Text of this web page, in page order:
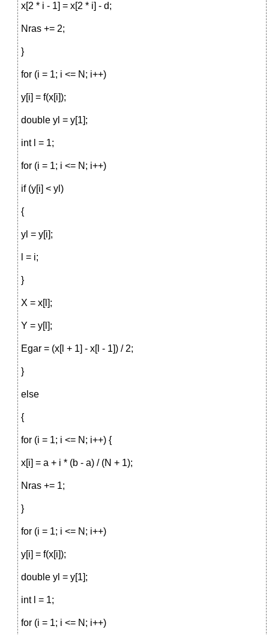
x[2 * i - 1] = x[2 * i] - d;
Nras += 2;
}
for (i = 1; i <= N; i++)
y[i] = f(x[i]);
double yl = y[1];
int l = 1;
for (i = 1; i <= N; i++)
if (y[i] < yl)
{
yl = y[i];
l = i;
}
X = x[l];
Y = y[l];
Egar = (x[l + 1] - x[l - 1]) / 2;
}
else
{
for (i = 1; i <= N; i++) {
x[i] = a + i * (b - a) / (N + 1);
Nras += 1;
}
for (i = 1; i <= N; i++)
y[i] = f(x[i]);
double yl = y[1];
int l = 1;
for (i = 1; i <= N; i++)